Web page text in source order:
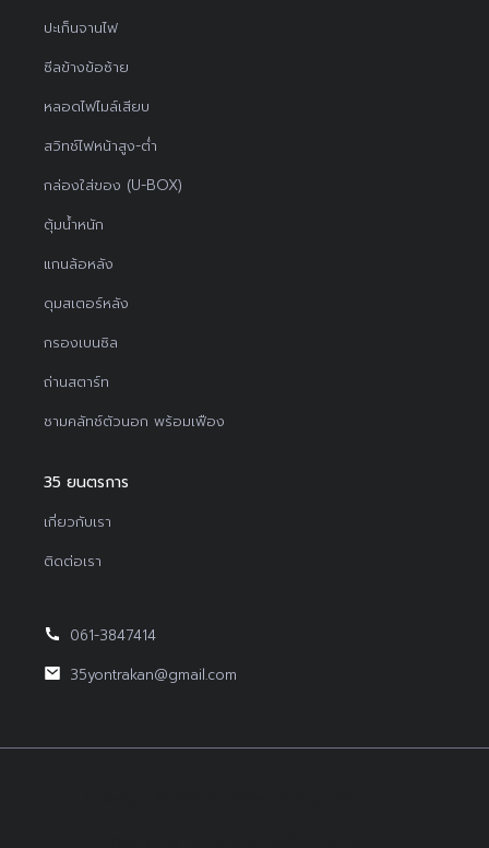
ปะเก็นจานไฟ
ซีลข้างข้อซ้าย
หลอดไฟไมล์เสียบ
สวิทช์ไฟหน้าสูง-ต่ำ
กล่องใส่ของ (U-BOX)
ตุ้มน้ำหนัก
แกนล้อหลัง
ดุมสเตอร์หลัง
กรองเบนซิล
ถ่านสตาร์ท
ชามคลัทช์ตัวนอก พร้อมเฟือง
35 ยนตรการ
เกี่ยวกับเรา
ติดต่อเรา
061-3847414
35yontrakan@gmail.com